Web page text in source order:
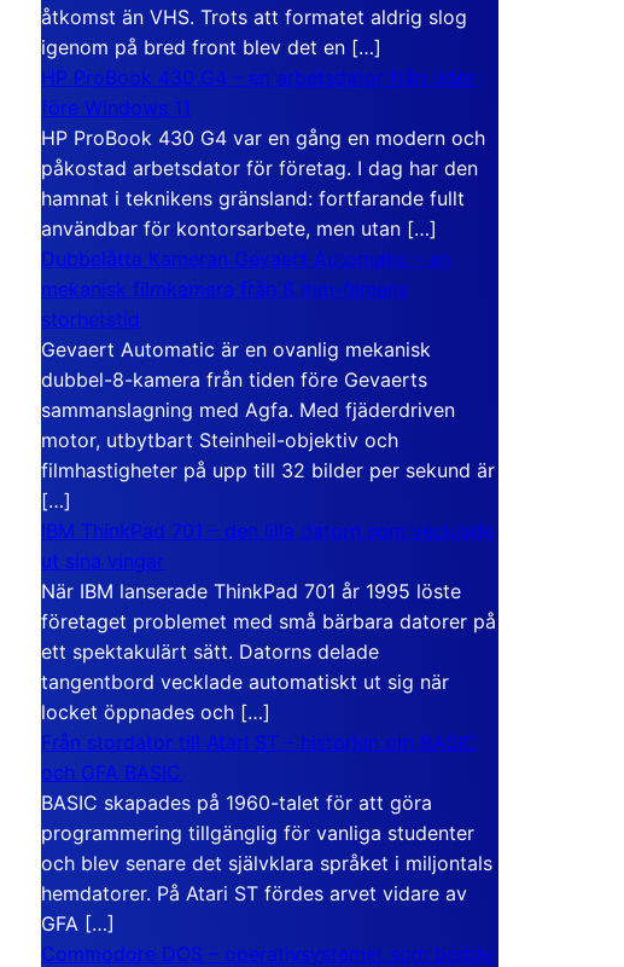
åtkomst än VHS. Trots att formatet aldrig slog
igenom på bred front blev det en […]
HP ProBook 430 G4 – en arbetsdator från tiden
före Windows 11
HP ProBook 430 G4 var en gång en modern och
påkostad arbetsdator för företag. I dag har den
hamnat i teknikens gränsland: fortfarande fullt
användbar för kontorsarbete, men utan […]
Dubbelåtta Kameran Gevaert Automatic – en
mekanisk filmkamera från 8 mm-filmens
storhetstid
Gevaert Automatic är en ovanlig mekanisk
dubbel-8-kamera från tiden före Gevaerts
sammanslagning med Agfa. Med fjäderdriven
motor, utbytbart Steinheil-objektiv och
filmhastigheter på upp till 32 bilder per sekund är
[…]
IBM ThinkPad 701 – den lilla datorn som vecklade
ut sina vingar
När IBM lanserade ThinkPad 701 år 1995 löste
företaget problemet med små bärbara datorer på
ett spektakulärt sätt. Datorns delade
tangentbord vecklade automatiskt ut sig när
locket öppnades och […]
Från stordator till Atari ST – historien om BASIC
och GFA BASIC
BASIC skapades på 1960-talet för att göra
programmering tillgänglig för vanliga studenter
och blev senare det självklara språket i miljontals
hemdatorer. På Atari ST fördes arvet vidare av
GFA […]
Commodore DOS – operativsystemet som bodde